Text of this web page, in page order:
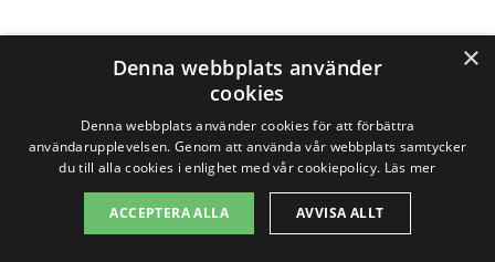
Sök efter en
professionell för
överlåtelsebesiktning i
andra städer nära
×
Denna webbplats använder
cookies
Denna webbplats använder cookies för att förbättra
användarupplevelsen. Genom att använda vår webbplats samtycker
du till alla cookies i enlighet med vår cookiepolicy. Läs mer
ACCEPTERA ALLA AVVISA ALLT